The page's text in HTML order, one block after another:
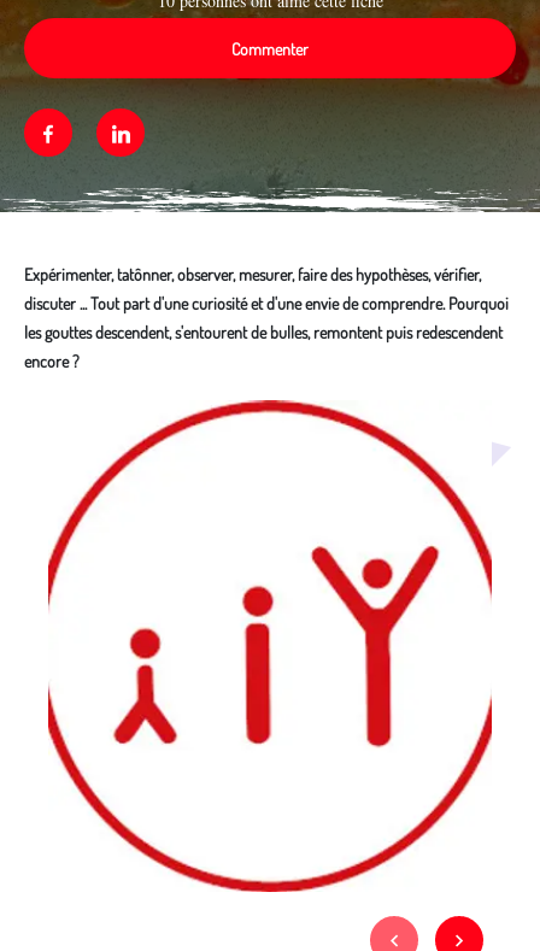
Commenter
FacebookLinkedin
Expérimenter, tatônner, observer, mesurer, faire des hypothèses, vérifier,
discuter ... Tout part d'une curiosité et d'une envie de comprendre. Pourquoi
les gouttes descendent, s'entourent de bulles, remontent puis redescendent
encore ?